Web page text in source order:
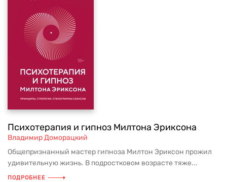
Психотерапия и гипноз Милтона Эриксона
Владимир Доморацкий
Общепризнанный мастер гипноза Милтон Эриксон прожил
удивительную жизнь. В подростковом возрасте тяже...
ПОДРОБНЕЕ